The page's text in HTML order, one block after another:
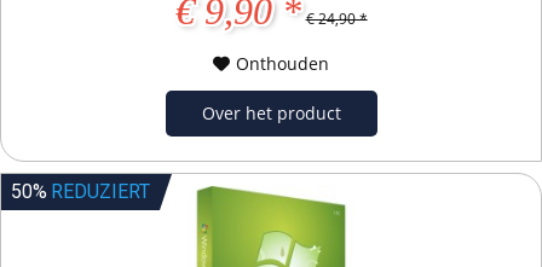
ondersteuning voor Windows 7 op 14.01.2020 kan het
€ 9,90 * € 24,90 *
Onthouden
Over het product
50% REDUZIERT